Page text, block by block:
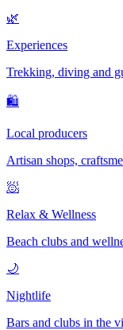
🌿
Experiences
Trekking, diving and
🛍
Local producers
Artisan shops,
🧖
Relax & Wellness
Beach clubs and
🌙
Nightlife
Bars and clubs in the